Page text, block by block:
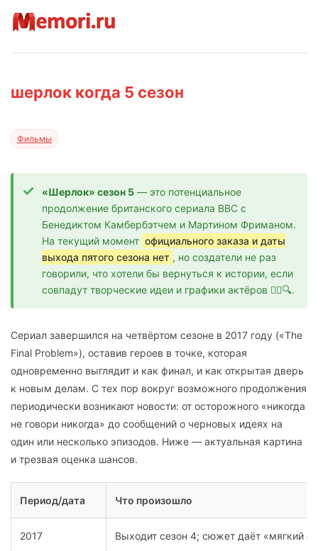
шерлок когда 5 сезон
Фильмы
«Шерлок» сезон 5 — это потенциальное
продолжение британского сериала BBC с
Бенедиктом Камбербэтчем и Мартином Фриманом.
На текущий момент официального заказа и даты
выхода пятого сезона нет , но создатели не раз
говорили, что хотели бы вернуться к истории, если
совпадут творческие идеи и графики актёров 🕵️‍♂️🔍.
Сериал завершился на четвёртом сезоне в 2017 году («The
Final Problem»), оставив героев в точке, которая
одновременно выглядит и как финал, и как открытая дверь
к новым делам. С тех пор вокруг возможного продолжения
периодически возникают новости: от осторожного «никогда
не говори никогда» до сообщений о черновых идеях на
один или несколько эпизодов. Ниже — актуальная картина
и трезвая оценка шансов.
Период/дата Что произошло
2017 Выходит сезон 4; сюжет даёт «мягкий